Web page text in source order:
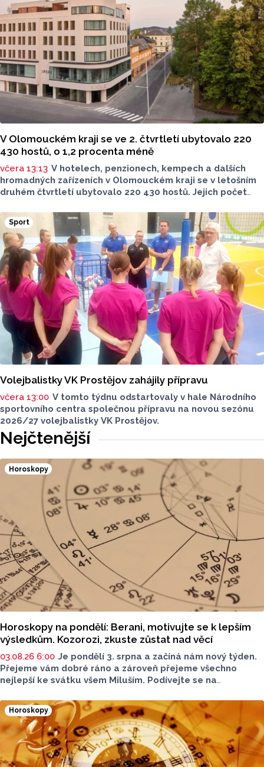
V Olomouckém kraji se ve 2. čtvrtletí ubytovalo 220
430 hostů, o 1,2 procenta méně
včera 13:13 V hotelech, penzionech, kempech a dalších
hromadných zařízeních v Olomouckém kraji se v letošním
druhém čtvrtletí ubytovalo 220 430 hostů. Jejich počet
přibylo ubytovaných cizinců, kterých bylo 45 548,
meziročně o 9,1 procenta více. Naopak domácích hostů
v regionu ubylo, kraj v tomto období navštívilo 174 882
turistů, což bylo meziročně o 3,6 procenta méně. Celkový
počet přenocování v kraji klesl o 4,7 procenta. Údaje
dnes zveřejnil Český statistický úřad (ČSÚ).
Sport
Volejbalistky VK Prostějov zahájily přípravu
včera 13:00 V tomto týdnu odstartovaly v hale Národního
sportovního centra společnou přípravu na novou sezónu
2026/27 volejbalistky VK Prostějov.
Nejčtenější
Horoskopy
Horoskopy na pondělí: Berani, motivujte se k lepším
výsledkům. Kozorozi, zkuste zůstat nad věcí
03.08.26 6:00 Je pondělí 3. srpna a začíná nám nový týden.
Přejeme vám dobré ráno a zároveň přejeme všechno
nejlepší ke svátku všem Miluším. Podívejte se na
Horoskopy